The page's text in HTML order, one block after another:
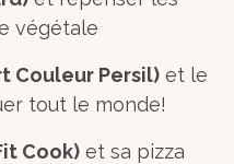
végétale
Couleur Persil) et le
tout le monde!
Cook) et sa pizza